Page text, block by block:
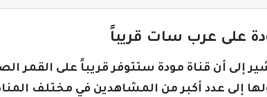
على عرب سات قريباً
إلى أن قناة مودة ستتوفر قريباً على القمر
إلى عدد أكبر من المشاهدين في مختلف